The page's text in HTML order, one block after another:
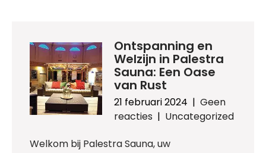
Ontspanning en
Welzijn in Palestra
Sauna: Een Oase
van Rust
21 februari 2024 | Geen
reacties | Uncategorized
Welkom bij Palestra Sauna, uw